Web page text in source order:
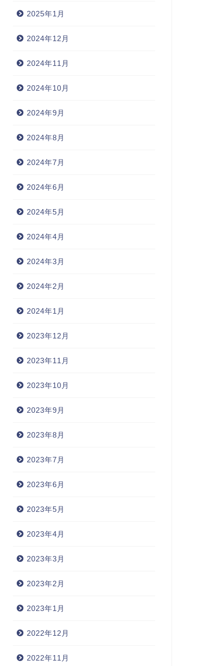
2025年1月
2024年12月
2024年11月
2024年10月
2024年9月
2024年8月
2024年7月
2024年6月
2024年5月
2024年4月
2024年3月
2024年2月
2024年1月
2023年12月
2023年11月
2023年10月
2023年9月
2023年8月
2023年7月
2023年6月
2023年5月
2023年4月
2023年3月
2023年2月
2023年1月
2022年12月
2022年11月